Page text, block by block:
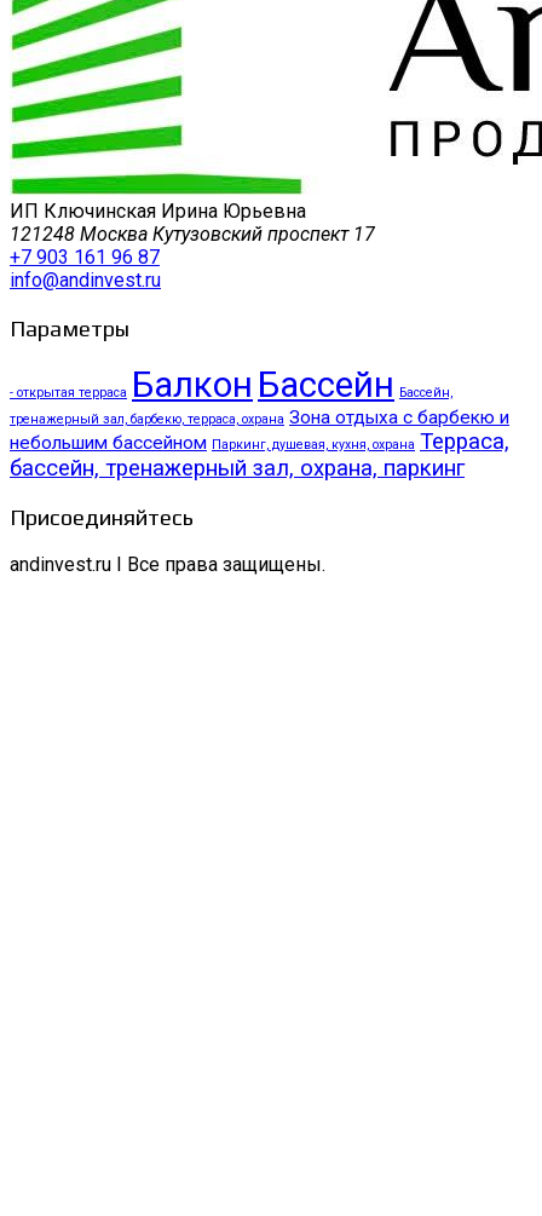
ИП Ключинская Ирина Юрьевна
121248 Москва Кутузовский проспект 17
+7 903 161 96 87
info@andinvest.ru
Параметры
- открытая терраса Балкон Бассейн Бассейн,
тренажерный зал, барбекю, терраса, охрана Зона отдыха с барбекю и
небольшим бассейном Паркинг, душевая, кухня, охрана Терраса,
бассейн, тренажерный зал, охрана, паркинг
Присоединяйтесь
andinvest.ru I Все права защищены.